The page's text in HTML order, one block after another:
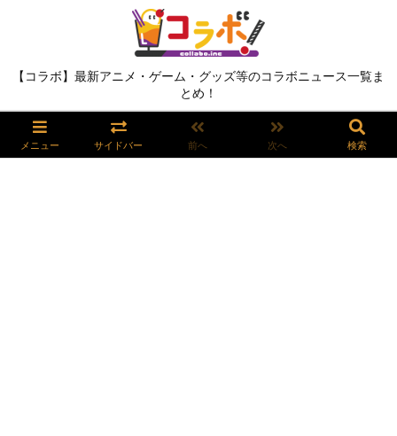
【コラボ】最新アニメ・ゲーム・グッズ等のコラボニュース一覧ま
とめ！
メニュー サイドバー 前へ 次へ 検索